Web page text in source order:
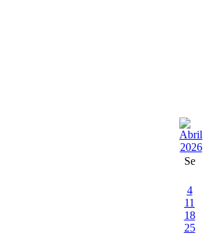
Se
4
11
18
25